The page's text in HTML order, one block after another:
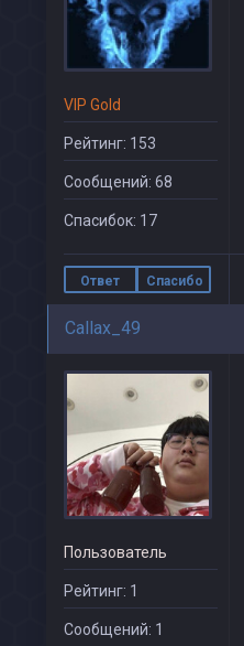
VIP Gold
Рейтинг: 153
Сообщений: 68
Спасибок: 17
Ответ Спасибо
Callax_49
Пользователь
Рейтинг: 1
Сообщений: 1